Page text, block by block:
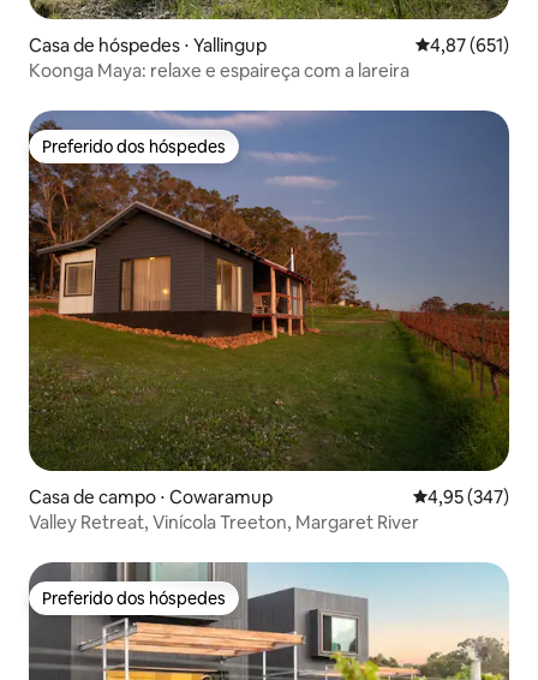
Casa de hóspedes ⋅ Yallingup 4,87 de uma
4,87 (651)
Koonga Maya: relaxe e espaireça com a lareira
Preferido dos hóspedes
Preferido dos hóspedes
Casa de campo ⋅ Cowaramup 4,95 de uma
4,95 (347)
Valley Retreat, Vinícola Treeton, Margaret River
Preferido dos hóspedes
Preferido dos hóspedes